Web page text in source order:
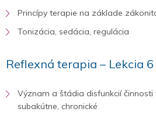
Princípy terapie na základe
Tonizácia, sedácia, regulácia
Reflexná terapia – Lekcia 6
Význam a štádia disfunkcií činnosti
subakútne, chronické